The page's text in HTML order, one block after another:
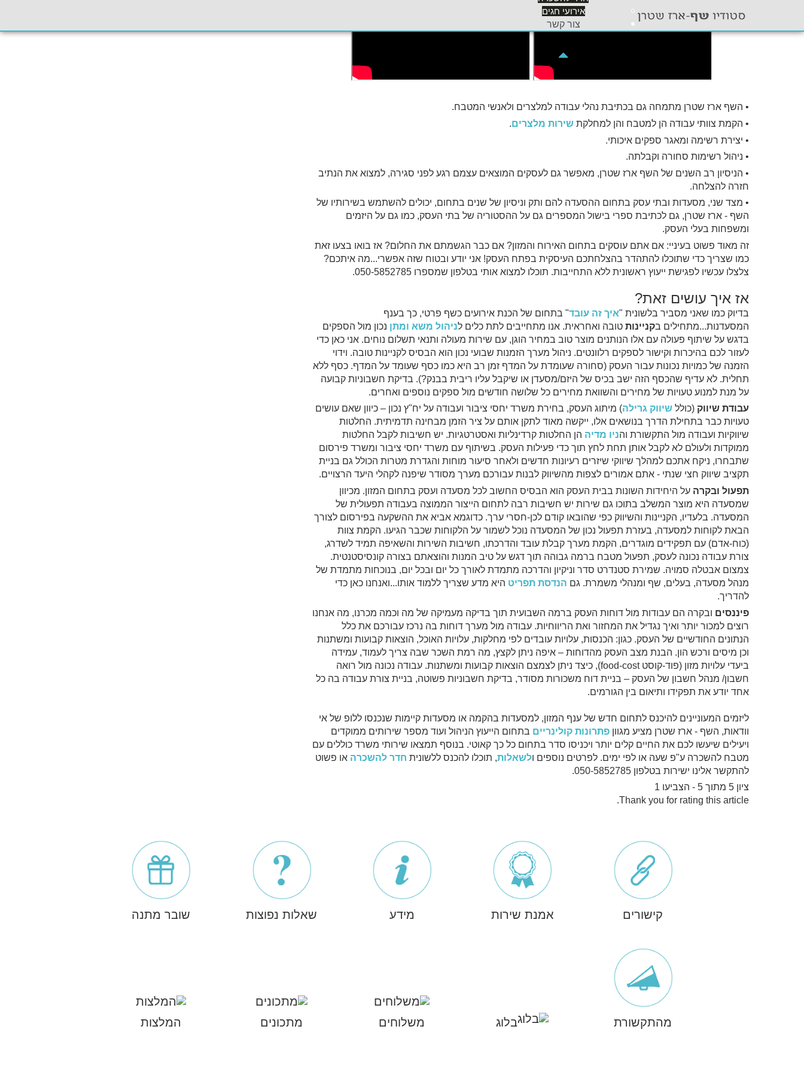
אירועי חגים
צור קשר
• השף ארז שטרן מתמחה גם בכתיבת נהלי עבודה למלצרים ולאנשי המטבח.
• הקמת צוותי עבודה הן למטבח והן למחלקת שירות מלצרים.
• יצירת רשימה ומאגר ספקים איכותי.
• ניהול רשימות סחורה וקבלתה.
• הניסיון רב השנים של השף ארז שטרן, מאפשר גם לעסקים המוצאים עצמם רגע לפני סגירה, למצוא את הנתיב
חזרה להצלחה.
• מצד שני, מסעדות ובתי עסק בתחום ההסעדה להם ותק וניסיון של שנים בתחום, יכולים להשתמש בשירותיו של
השף - ארז שטרן, גם לכתיבת ספרי בישול המספרים גם על ההסטוריה של בתי העסק, כמו גם על היזמים
ומשפחות בעלי העסק.
זה מאוד פשוט בעיניי: אם אתם עוסקים בתחום האירוח והמזון? אם כבר הגשמתם את החלום? אז בואו בצעו זאת
כמו שצריך כדי שתוכלו להתהדר בהצלחתכם העיסקית בפתח העסק! אני יודע ובטוח שזה אפשרי...מה איתכם?
צלצלו עכשיו לפגישת ייעוץ ראשונית ללא התחייבות. תוכלו למצוא אותי בטלפון שמספרו 050-5852785.
אז איך עושים זאת?
בדיוק כמו שאני מסביר בלשונית "איך זה עובד" בתחום של הכנת אירועים כשף פרטי, כך בענף
המסעדנות...מתחילים בקניינות טובה ואחראית. אנו מתחייבים לתת כלים לניהול משא ומתן נכון מול הספקים
בדגש על שיתוף פעולה עם אלו הנותנים מוצר טוב במחיר הוגן, עם שירות מעולה ותנאי תשלום נוחים. אני כאן כדי
לעזור לכם בהיכרות וקישור לספקים רלוונטים. ניהול מערך הזמנות שבועי נכון הוא הבסיס לקניינות טובה. וידוי
הזמנה של כמויות נכונות עבור העסק (סחורה שעומדת על המדף זמן רב היא כמו כסף שעומד על המדף. כסף ללא
תחלית. לא עדיף שהכסף הזה ישב בכיס של היזם/מסעדן או שיקבל עליו ריבית בבנק?). בדיקת חשבוניות קבועה
על מנת למנוע טעויות של מחירים והשוואת מחירים כל שלושה חודשים מול ספקים נוספים ואחרים.
עבודת שיווק (כולל שיווק גרילה) מיתוג העסק, בחירת משרד יחסי ציבור ועבודה על יח"ץ נכון – כיוון שאם עושים
טעויות כבר בתחילת הדרך בנושאים אלו, ייקשה מאוד לתקן אותם על ציר הזמן מבחינה תדמיתית. החלטות
שיווקיות ועבודה מול התקשורת והניו מדיה הן החלטות קרדינליות ואסטרטגיות. יש חשיבות לקבל החלטות
ממוקדות ולעולם לא לקבל אותן תחת לחץ תוך כדי פעילות העסק. בשיתוף עם משרד יחסי ציבור ומשרד פירסום
שתבחרו, ניקח אתכם למהלך שיווקי שיזרים רעיונות חדשים ולאחר סיעור מוחות והגדרת מטרות הכולל גם בניית
תקציב שיווק חצי שנתי - אתם אמורים לצפות מהשיווק לבנות עבורכם מערך מסודר שיפנה לקהלי היעד הרצויים.
תפעול ובקרה על היחידות השונות בבית העסק הוא הבסיס החשוב לכל מסעדה ועסק בתחום המזון. מכיוון
שמסעדה היא מוצר המשלב בתוכו גם שירות יש חשיבות רבה לתחום הייצור הממוצה בעבודה תפעולית של
המסעדה. בלעדיו, הקניינות והשיווק כפי שהובאו קודם לכן-חסרי ערך. כדוגמא אביא את ההשקעה בפירסום לצורך
הבאת לקוחות למסעדה, בעזרת תפעול נכון של המסעדה נוכל לשמור על הלקוחות שכבר הגיעו. הקמת צוות
(כוח-אדם) עם תפקידים מוגדרים, הקמת מערך קבלת עובד והדרכתו, חשיבות השירות והשאיפה תמיד לשדרג,
צורת עבודה נכונה לעסק, תפעול מטבח ברמה גבוהה תוך דגש על טיב המנות והוצאתם בצורה קונסיסטנטית.
צמצום אבטלה סמויה. שמירת סטנדרט סדר וניקיון והדרכה מתמדת לאורך כל יום ובכל יום, בנוכחות מתמדת של
מנהל מסעדה, בעלים, שף ומנהלי משמרת. גם הנדסת תפריט היא מדע שצריך ללמוד אותו...ואנחנו כאן כדי
להדריך.
פיננסים ובקרה הם עבודות מול דוחות העסק ברמה השבועית תוך בדיקה מעמיקה של מה וכמה מכרנו, מה אנחנו
רוצים למכור יותר ואיך נגדיל את המחזור ואת הריווחיות. עבודה מול מערך דוחות בה נרכז עבורכם את כלל
הנתונים החודשיים של העסק. כגון: הכנסות, עלויות עובדים לפי מחלקות, עלויות האוכל, הוצאות קבועות ומשתנות
וכן מיסים ורכש הון. הבנת מצב העסק מהדוחות – איפה ניתן לקצץ, מה רמת השכר שבה צריך לעמוד, עמידה
ביעדי עלויות מזון (פוד-קוסט food-cost), כיצד ניתן לצמצם הוצאות קבועות ומשתנות. עבודה נכונה מול רואה
חשבון/ מנהל חשבון של העסק – בניית דוח משכורות מסודר, בדיקת חשבוניות פשוטה, בניית צורת עבודה בה כל
אחד יודע את תפקידו ותיאום בין הגורמים.
ליזמים המעוניינים להיכנס לתחום חדש של ענף המזון, למסעדות בהקמה או מסעדות קיימות שנכנסו ללופ של אי
וודאות, השף - ארז שטרן מציע מגוון פתרונות קולינריים בתחום הייעוץ הניהול ועוד מספר שירותים ממוקדים
ויעילים שיעשו לכם את החיים קלים יותר ויכניסו סדר בתחום כל כך קאוטי. בנוסף תמצאו שירותי משרד כוללים עם
מטבח להשכרה ע"פ שעה או לפי ימים. לפרטים נוספים ולשאלות, תוכלו להכנס ללשונית חדר להשכרה או פשוט
להתקשר אלינו ישירות בטלפון 050-5852785.
ציון 5 מתוך 5 - הצביעו 1
Thank you for rating this article.
קישורים אמנת שירות מידע שאלות נפוצות שובר מתנה
מהתקשורת בלוג משלוחים מתכונים המלצות